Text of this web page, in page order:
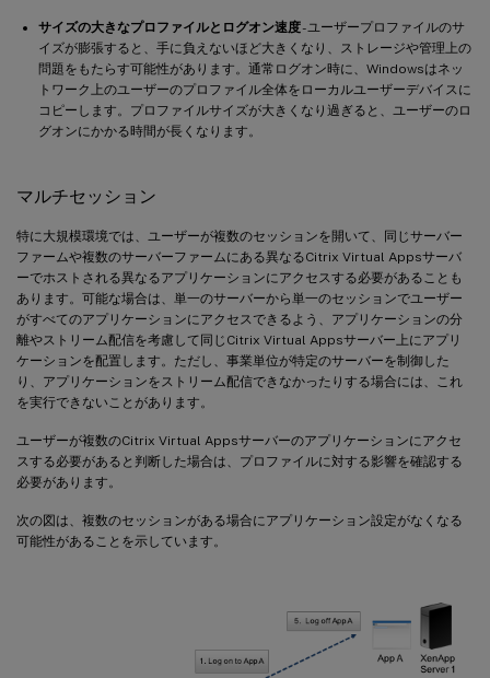
サイズの大きなプロファイルとログオン速度- ユーザープロファイルのサ
イズが膨張すると、手に負えないほど大きくなり、ストレージや管理上の
問題をもたらす可能性があります。通常ログオン時に、Windowsはネッ
トワーク上のユーザーのプロファイル全体をローカルユーザーデバイスに
コピーします。プロファイルサイズが大きくなり過ぎると、ユーザーのロ
グオンにかかる時間が長くなります。
マルチセッション
特に大規模環境では、ユーザーが複数のセッションを開いて、同じサーバー
ファームや複数のサーバーファームにある異なるCitrix Virtual Appsサーバ
ーでホストされる異なるアプリケーションにアクセスする必要があることも
あります。可能な場合は、単一のサーバーから単一のセッションでユーザー
がすべてのアプリケーションにアクセスできるよう、アプリケーションの分
離やストリーム配信を考慮して同じCitrix Virtual Appsサーバー上にアプリ
ケーションを配置します。ただし、事業単位が特定のサーバーを制御した
り、アプリケーションをストリーム配信できなかったりする場合には、これ
を実行できないことがあります。
ユーザーが複数のCitrix Virtual Appsサーバーのアプリケーションにアクセ
スする必要があると判断した場合は、プロファイルに対する影響を確認する
必要があります。
次の図は、複数のセッションがある場合にアプリケーション設定がなくなる
可能性があることを示しています。